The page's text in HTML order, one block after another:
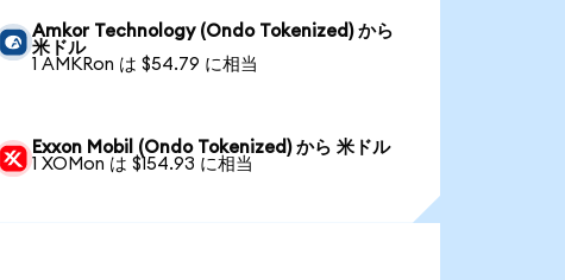
Amkor Technology (Ondo Tokenized) から
米ドル
1 AMKRon は $54.79 に相当
Exxon Mobil (Ondo Tokenized) から 米ドル
1 XOMon は $154.93 に相当